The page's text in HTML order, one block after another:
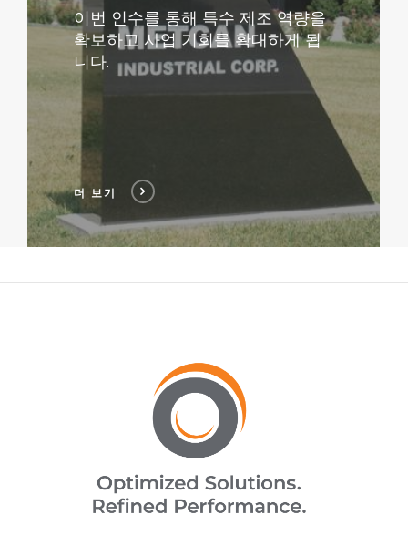
이번 인수를 통해 특수 제조 역량을
확보하고 사업 기회를 확대하게 됩
니다.
더 보기